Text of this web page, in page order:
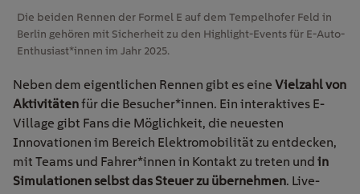
Die beiden Rennen der Formel E auf dem Tempelhofer Feld in
Berlin gehören mit Sicherheit zu den Highlight-Events für E-Auto-
Enthusiast*innen im Jahr 2025.
Neben dem eigentlichen Rennen gibt es eine Vielzahl von
Aktivitätenfür die Besucher*innen. Ein interaktives E-
Village gibt Fans die Möglichkeit, die neuesten
Innovationen im Bereich Elektromobilität zu entdecken,
mit Teams und Fahrer*innen in Kontakt zu treten und in
Simulationen selbst das Steuer zu übernehmen. Live-